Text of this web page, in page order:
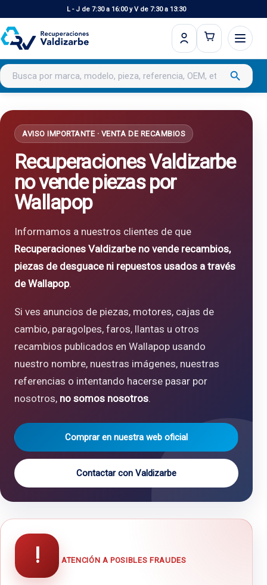
L - J de 7:30 a 16:00 y V de 7:30 a 13:30
Buscar productos search
AVISO IMPORTANTE · VENTA DE RECAMBIOS
Recuperaciones Valdizarbe
no vende piezas por
Wallapop
Informamos a nuestros clientes de que
Recuperaciones Valdizarbe no vende recambios,
piezas de desguace ni repuestos usados a través
de Wallapop.
Si ves anuncios de piezas, motores, cajas de
cambio, paragolpes, faros, llantas u otros
recambios publicados en Wallapop usando
nuestro nombre, nuestras imágenes, nuestras
referencias o intentando hacerse pasar por
nosotros, no somos nosotros.
Comprar en nuestra web oficial
Contactar con Valdizarbe
! ATENCIÓN A POSIBLES FRAUDES